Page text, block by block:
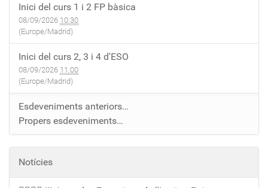
Inici del curs 1 i 2 FP bàsica
08/09/2026 10:30
(Europe/Madrid)
Inici del curs 2, 3 i 4 d'ESO
08/09/2026 11:00
(Europe/Madrid)
Esdeveniments anteriors…
Propers esdeveniments…
Notícies